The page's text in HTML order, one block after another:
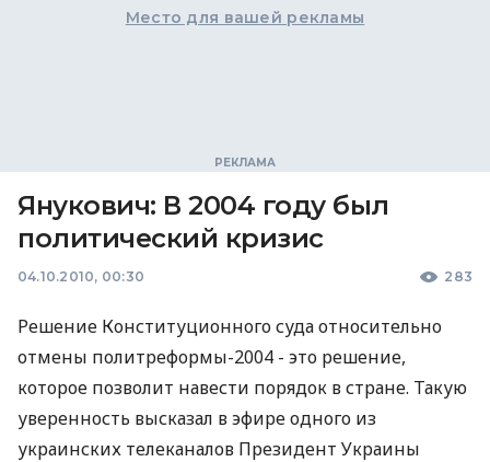
Место для вашей рекламы
Янукович: В 2004 году был
политический кризис
04.10.2010, 00:30 283
Решение Конституционного суда относительно
отмены политреформы-2004 - это решение,
которое позволит навести порядок в стране. Такую
уверенность высказал в эфире одного из
украинских телеканалов Президент Украины